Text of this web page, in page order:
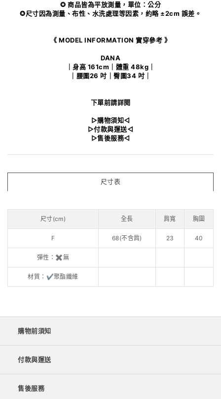
✪ 商品皆為平放測量，單位：公分
✪尺寸因為測量、布性、水洗處理等因素，約略 ±2cm 誤差。
《 MODEL INFORMATION 實穿參考 》
DANA
｜身高 161cm｜體重 48kg｜
｜腰圍26 吋｜臀圍34 吋｜
下單前請詳閱
▻購物須知◅
▻付款與運送◅
▻售後服務◅
尺寸表
尺寸(cm) 全長 肩寬 胸圍
F 68(不含肩) 23 40
彈性：✖️無
材質：✔️聚酯纖維
購物前須知
付款與運送
售後服務